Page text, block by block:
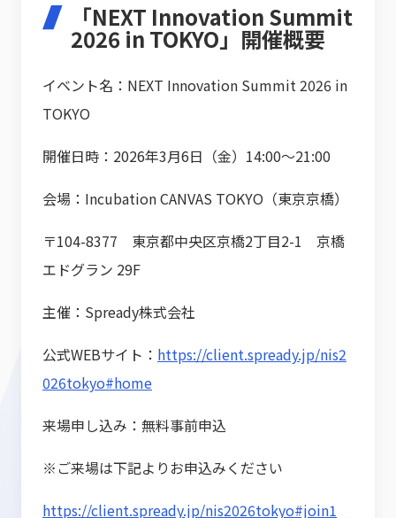
「NEXT Innovation Summit
2026 in TOKYO」開催概要
イベント名：NEXT Innovation Summit 2026 in
TOKYO
開催日時：2026年3月6日（金）14:00〜21:00
会場：Incubation CANVAS TOKYO（東京京橋）
〒104-8377 東京都中央区京橋2丁目2-1 京橋
エドグラン 29F
主催：Spready株式会社
公式WEBサイト： https://client.spready.jp/nis2
026tokyo#home
来場申し込み：無料事前申込
※ご来場は下記よりお申込みください
https://client.spready.jp/nis2026tokyo#join1